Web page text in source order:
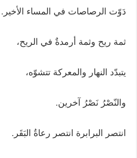
دَوّت الرصاصات في المساء الأخير.
ثمة ريح وثمة أرمدةٌ في الريح،
يتبدّد النهار والمعركة تتشوّه،
والنّصْرُ نَصْرُ آخرين.
انتصر البرابرة انتصر رعاةُ البَقَر.